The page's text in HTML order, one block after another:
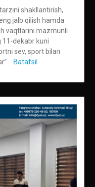
shakllantirish,
jalb qilish hamda
vaqtlarini mazmunli
11-dekabr kuni
sev, sport bilan
Batafsil